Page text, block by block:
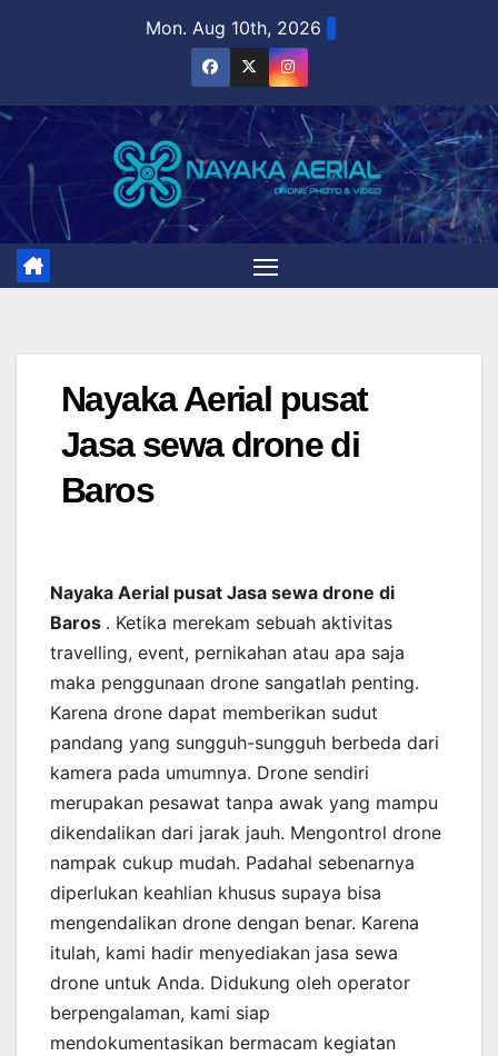
Mon. Aug 10th, 2026
Nayaka Aerial pusat
Jasa sewa drone di
Baros
Nayaka Aerial pusat Jasa sewa drone di
Baros . Ketika merekam sebuah aktivitas
travelling, event, pernikahan atau apa saja
maka penggunaan drone sangatlah penting.
Karena drone dapat memberikan sudut
pandang yang sungguh-sungguh berbeda dari
kamera pada umumnya. Drone sendiri
merupakan pesawat tanpa awak yang mampu
dikendalikan dari jarak jauh. Mengontrol drone
nampak cukup mudah. Padahal sebenarnya
diperlukan keahlian khusus supaya bisa
mengendalikan drone dengan benar. Karena
itulah, kami hadir menyediakan jasa sewa
drone untuk Anda. Didukung oleh operator
berpengalaman, kami siap
mendokumentasikan bermacam kegiatan